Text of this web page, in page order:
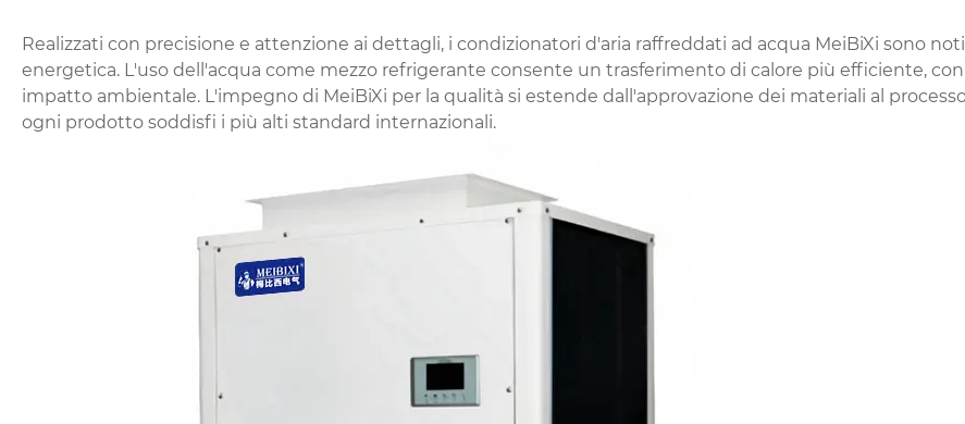
Realizzati con precisione e attenzione ai dettagli, i condizionatori d'aria raffreddati ad acqua MeiBiXi sono
energetica. L'uso dell'acqua come mezzo refrigerante consente un trasferimento di calore più efficiente,
impatto ambientale. L'impegno di MeiBiXi per la qualità si estende dall'approvazione dei materiali al
ogni prodotto soddisfi i più alti standard internazionali.